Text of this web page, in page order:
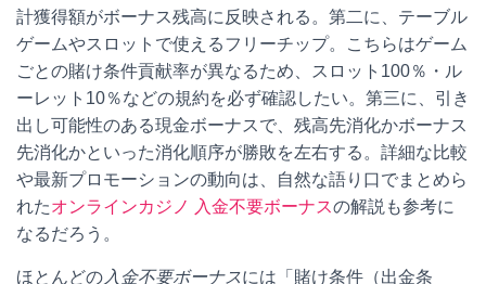
計獲得額がボーナス残高に反映される。第二に、テーブル
ゲームやスロットで使えるフリーチップ。こちらはゲーム
ごとの賭け条件貢献率が異なるため、スロット100％・ル
ーレット10％などの規約を必ず確認したい。第三に、引き
出し可能性のある現金ボーナスで、残高先消化かボーナス
先消化かといった消化順序が勝敗を左右する。詳細な比較
や最新プロモーションの動向は、自然な語り口でまとめら
れたオンラインカジノ 入金不要ボーナスの解説も参考に
なるだろう。
ほとんどの 入金不要ボーナスには「賭け条件（出金条